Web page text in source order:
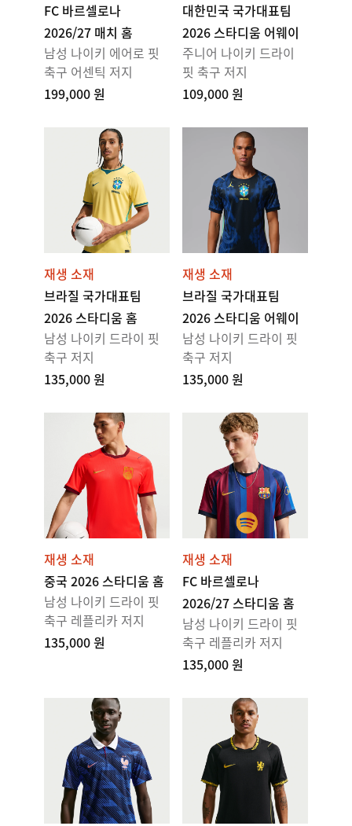
FC 바르셀로나
2026/27 매치 홈
남성 나이키 에어로 핏
축구 어센틱 저지
199,000 원
대한민국 국가대표팀
2026 스타디움 어웨이
주니어 나이키 드라이
핏 축구 저지
109,000 원
재생 소재
브라질 국가대표팀
2026 스타디움 홈
남성 나이키 드라이 핏
축구 저지
135,000 원
재생 소재
브라질 국가대표팀
2026 스타디움 어웨이
남성 나이키 드라이 핏
축구 저지
135,000 원
재생 소재
중국 2026 스타디움 홈
남성 나이키 드라이 핏
축구 레플리카 저지
135,000 원
재생 소재
FC 바르셀로나
2026/27 스타디움 홈
남성 나이키 드라이 핏
축구 레플리카 저지
135,000 원